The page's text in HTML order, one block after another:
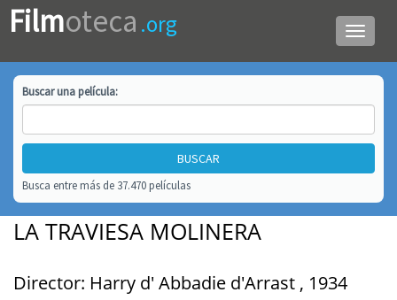
Menú
de
Filmoteca .org
Buscar unapelícula:
Busca entre más de 37.470 películas
LA TRAVIESA MOLINERA
Director: Harry d' Abbadie d'Arrast , 1934